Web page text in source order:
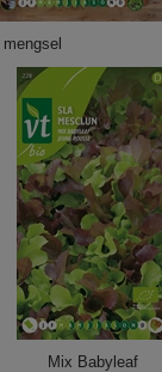
Mix Babyleaf